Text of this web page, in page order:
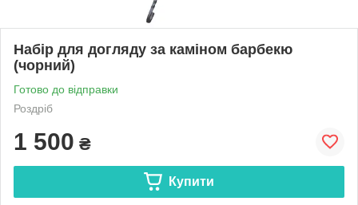
Набір для догляду за каміном барбекю
(чорний)
Готово до відправки
Роздріб
1 500 ₴
Купити